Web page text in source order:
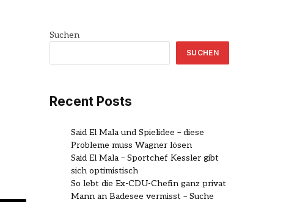
Suchen
SUCHEN
Recent Posts
Said El Mala und Spielidee – diese
Probleme muss Wagner lösen
Said El Mala – Sportchef Kessler gibt
sich optimistisch
So lebt die Ex-CDU-Chefin ganz privat
Mann an Badesee vermisst – Suche